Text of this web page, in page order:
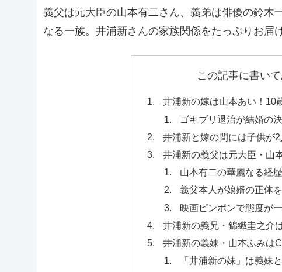
義父は元大臣の山本有二さん、義弟は俳優の鈴
なる一族。井浦新さんの家族関係をたっぷりお届
この記事に書い
井浦新の嫁は山本あい！10
ゴキブリ退治が結婚の
井浦新と嫁の間には子供が2
井浦新の義父は元大臣・山
山本有二の華麗なる経歴
義父本人が娘婿の正体
映画ピンポンで態度が
井浦新の義兄・錦織圭之介
井浦新の義妹・山本ふみは
「井浦新の妹」は義妹